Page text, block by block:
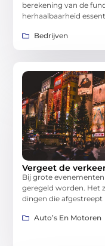
berekening van de
herhaalbaarheid
Bedrijven
Vergeet de
Bij grote
geregeld worden. Het
dingen die
Auto’s En Motoren